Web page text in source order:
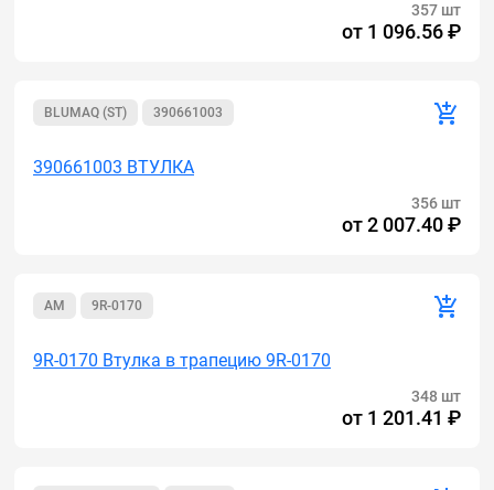
357 шт
от 1 096.56 ₽
BLUMAQ (ST) 390661003
390661003 ВТУЛКА
356 шт
от2 007.40 ₽
AM 9R-0170
9R-0170 Втулка в трапецию 9R-0170
348 шт
от 1 201.41 ₽